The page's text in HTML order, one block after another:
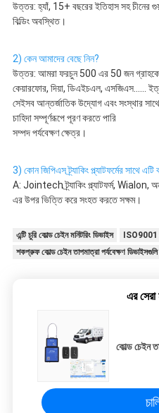
উত্তর: হ্যাঁ, 15+ বছরের ইতিহাস সহ চীনের
বিল্ডিং অবস্থিত।
2) কেন আমাদের বেছে নিন?
উত্তর: আমরা ফরচুন 500 এর 50 জন গ্রাহকের
কেয়ারফোর, দিয়া, ডিএইচএল, এসজিএস......
সেইসব আন্তর্জাতিক উদ্যোগ এবং সংস্থার
চাহিদা সম্পূর্ণরূপে পূরণ করতে পারি
সম্পদ পর্যবেক্ষণ ক্ষেত্র।
3) কোন জিপিএস ট্র্যাকিং প্ল্যাটফর্মের সাথে
A: Jointech ট্র্যাকিং প্ল্যাটফর্ম, Wialon,
এর উপর ভিত্তি করে সংহত করতে সক্ষম।
এন্টি চুরি কোল্ড চেইন মনিটরিং ডিভাইস
ISO9001
শকপ্রুফ কোল্ড চেইন তাপমাত্রা পর্যবেক্ষণ ডিভাইসগুলি
এর
কোল্ড চেইন